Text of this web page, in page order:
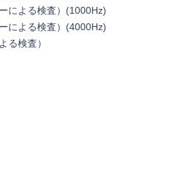
による検査）(1000Hz)
による検査）(4000Hz)
る検査）